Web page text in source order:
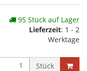
95 Stück auf Lager
Lieferzeit: 1 - 2
Werktage
Stück